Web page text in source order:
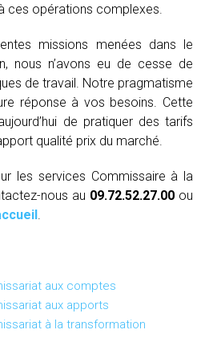
ces opérations complexes.
missions menées dans le
nous n’avons eu de cesse de
de travail. Notre pragmatisme
réponse à vos besoins. Cette
de pratiquer des tarifs
qualité prix du marché.
les services Commissaire à la
nous au 09.72.52.27.00 ou
aux comptes
aux apports
à la transformation